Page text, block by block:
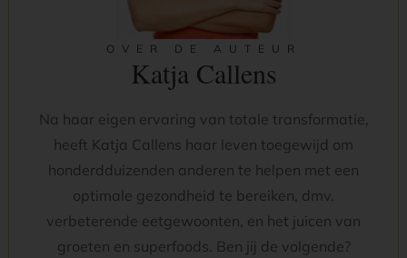
OVER DE AUTEUR
Katja Callens
Na haar eigen ervaring van totale transformatie,
heeft Katja Callens haar leven toegewijd om
honderdduizenden anderen te helpen met een
optimale gezondheid te bereiken, dmv.
verbeterende eetgewoonten, en het juicen van
groeten en superfoods. Ben jij de volgende?